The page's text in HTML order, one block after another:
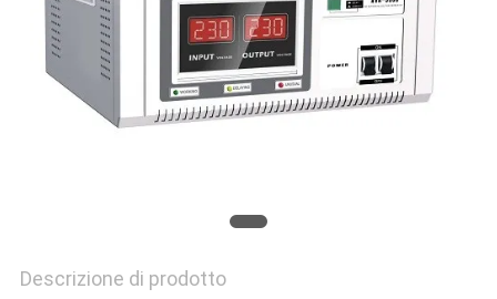
Descrizione di prodotto